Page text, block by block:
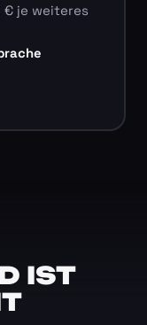
€ je weiteres
IST